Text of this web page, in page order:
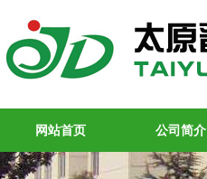
网站首页 公司简介